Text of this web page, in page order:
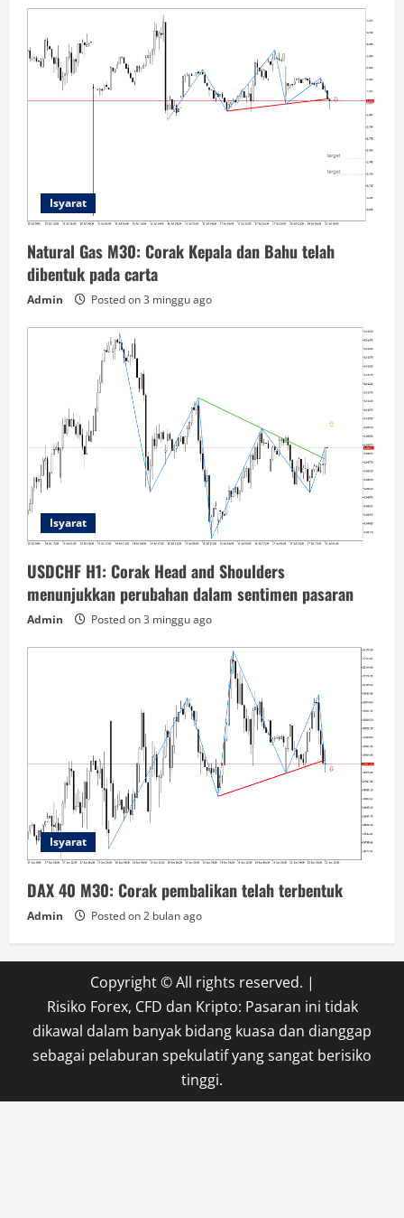
Isyarat
Natural Gas M30: Corak Kepala dan Bahu telah
dibentuk pada carta
Admin Posted on 3 minggu ago
Isyarat
USDCHF H1: Corak Head and Shoulders
menunjukkan perubahan dalam sentimen pasaran
Admin Posted on 3 minggu ago
Isyarat
DAX 40 M30: Corak pembalikan telah terbentuk
Admin Posted on 2 bulan ago
Copyright © All rights reserved. |
Risiko Forex, CFD dan Kripto: Pasaran ini tidak
dikawal dalam banyak bidang kuasa dan dianggap
sebagai pelaburan spekulatif yang sangat berisiko
tinggi.